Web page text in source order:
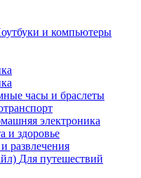
и компьютеры
часы и браслеты
электроника
и здоровье
развлечения
Для путешествий
раз в 2 недели